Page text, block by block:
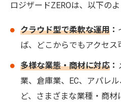
ロジザードZEROは、以下の
クラウド型で柔軟な運用 ：
ば、どこからでもアクセス
多様な業態・商材に対応 ：
業、倉庫業、EC、アパレ
ど、さまざまな業種・商材